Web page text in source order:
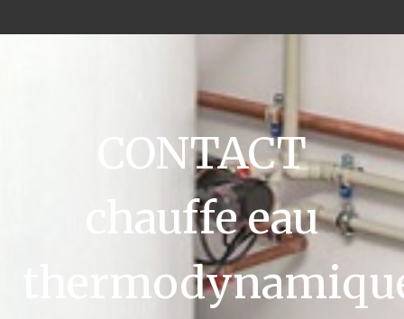
CONTACT
chauffe eau